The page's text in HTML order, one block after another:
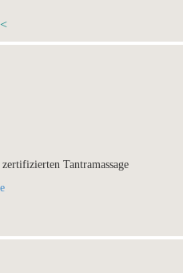
Tantramassage